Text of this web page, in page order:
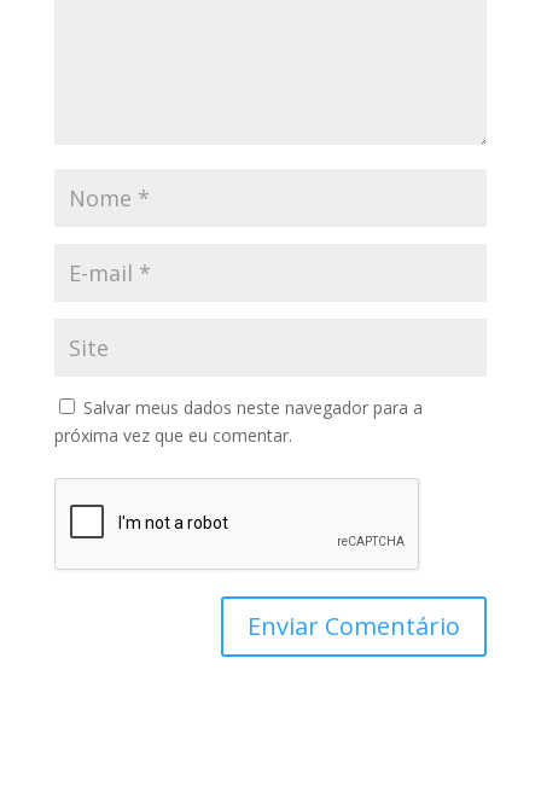
Salvar meus dados neste navegador para a
próxima vez que eu comentar.